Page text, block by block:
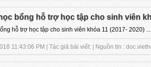
bổng hỗ trợ học tập cho sinh viên
hỗ trợ học tập cho sinh viên khóa 11 (2017- 2020) ...
11:43:06 PM | Tác giả bài viết: | Nguồn tin :